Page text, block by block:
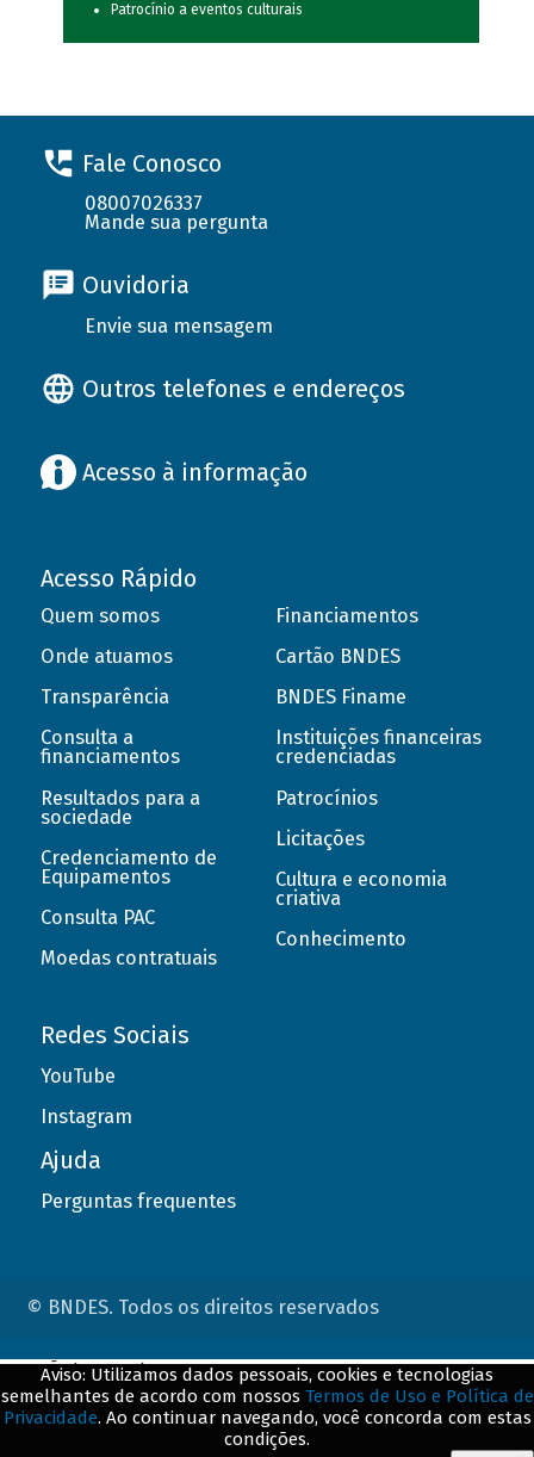
Patrocínio a eventos culturais
Fale Conosco
08007026337
Mande sua pergunta
Ouvidoria
Envie sua mensagem
Outros telefones e endereços
Acesso à informação
Acesso Rápido
Quem somos
Onde atuamos
Transparência
Consulta a
financiamentos
Resultados para a
sociedade
Credenciamento de
Equipamentos
Consulta PAC
Moedas contratuais
Financiamentos
Cartão BNDES
BNDES Finame
Instituições financeiras
credenciadas
Patrocínios
Licitações
Cultura e economia
criativa
Conhecimento
Redes Sociais
YouTube
Instagram
Ajuda
Perguntas frequentes
© BNDES. Todos os direitos reservados
Aviso: Utilizamos dados pessoais, cookies e tecnologias
semelhantes de acordo com nossos Termos de Uso e Política de
Privacidade. Ao continuar navegando, você concorda com estas
condições.
ConteÃºdo complementar
${title}${badge}